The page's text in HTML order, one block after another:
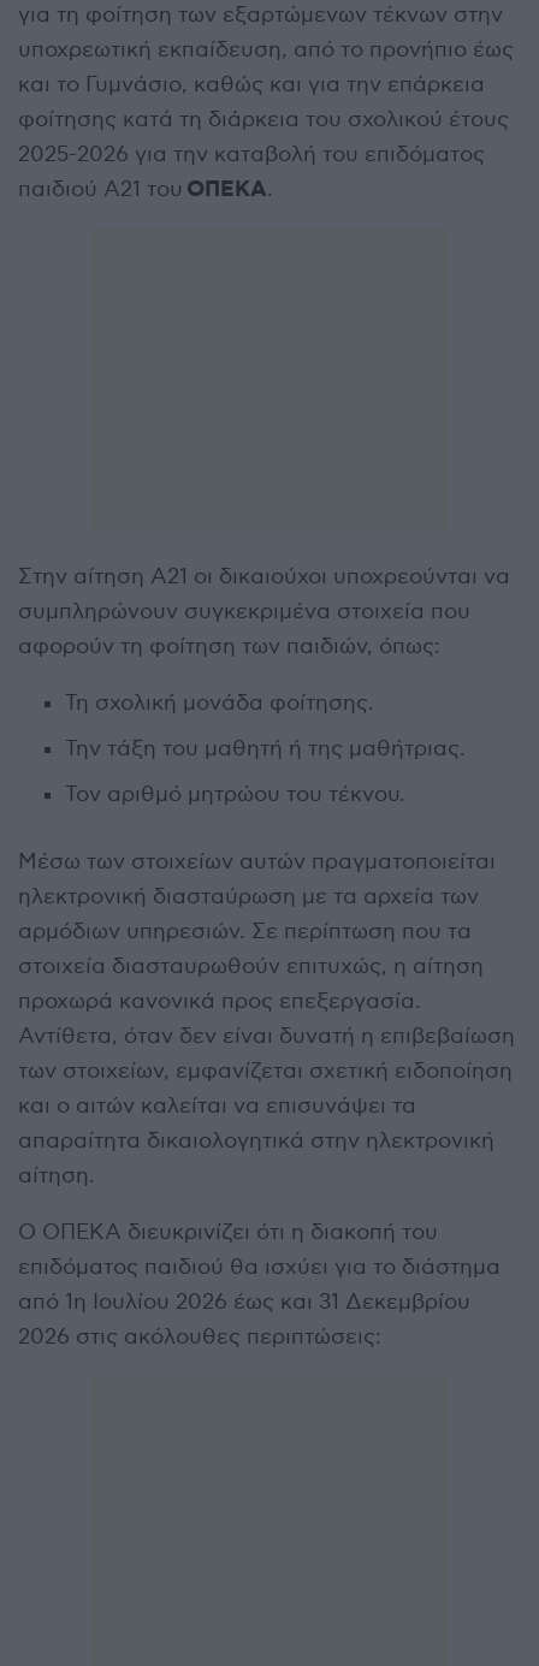
για τη φοίτηση των εξαρτώμενων τέκνων στην
υποχρεωτική εκπαίδευση, από το προνήπιο έως
και το Γυμνάσιο, καθώς και για την επάρκεια
φοίτησης κατά τη διάρκεια του σχολικού έτους
2025-2026 για την καταβολή του επιδόματος
παιδιού Α21 του ΟΠΕΚΑ.
Στην αίτηση Α21 οι δικαιούχοι υποχρεούνται να
συμπληρώνουν συγκεκριμένα στοιχεία που
αφορούν τη φοίτηση των παιδιών, όπως:
Τη σχολική μονάδα φοίτησης.
Την τάξη του μαθητή ή της μαθήτριας.
Τον αριθμό μητρώου του τέκνου.
Μέσω των στοιχείων αυτών πραγματοποιείται
ηλεκτρονική διασταύρωση με τα αρχεία των
αρμόδιων υπηρεσιών. Σε περίπτωση που τα
στοιχεία διασταυρωθούν επιτυχώς, η αίτηση
προχωρά κανονικά προς επεξεργασία.
Αντίθετα, όταν δεν είναι δυνατή η επιβεβαίωση
των στοιχείων, εμφανίζεται σχετική ειδοποίηση
και ο αιτών καλείται να επισυνάψει τα
απαραίτητα δικαιολογητικά στην ηλεκτρονική
αίτηση.
Ο ΟΠΕΚΑ διευκρινίζει ότι η διακοπή του
επιδόματος παιδιού θα ισχύει για το διάστημα
από 1η Ιουλίου 2026 έως και 31 Δεκεμβρίου
2026 στις ακόλουθες περιπτώσεις: